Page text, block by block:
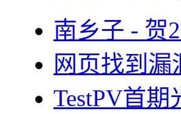
南乡子 - 贺
网页找到
TestPV首